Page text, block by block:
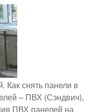
Как снять панели в
– ПВХ (Сэндвич),
ПВХ панелей на